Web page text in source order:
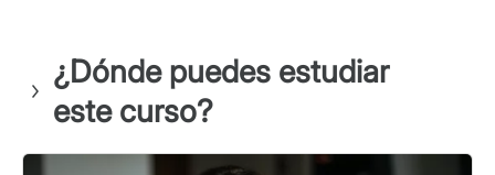
¿Dónde puedes estudiar
este curso?